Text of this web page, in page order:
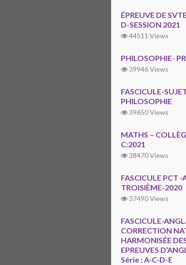
ÉPREUVE DE
D-SESSION 2021
44511 Views
PHILOSOPHIE-
39946 Views
FASCICULE-
PHILOSOPHIE
39650 Views
MATHS –
C:2021
38470 Views
FASCICULE PCT -
TROISIÈME-2020
37490 Views
FASCICULE-
CORRECTION
HARMONISÉE
EPREUVES
Série : A-C-D-E